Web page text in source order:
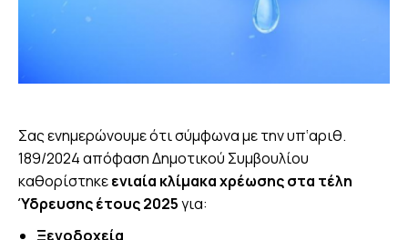
Σας ενημερώνουμε ότι σύμφωνα με την υπ‘αριθ.
189/2024 απόφαση Δημοτικού Συμβουλίου
καθορίστηκεενιαία κλίμακα χρέωσης στα τέλη
Ύδρευσης έτους 2025για:
Ξενοδοχεία